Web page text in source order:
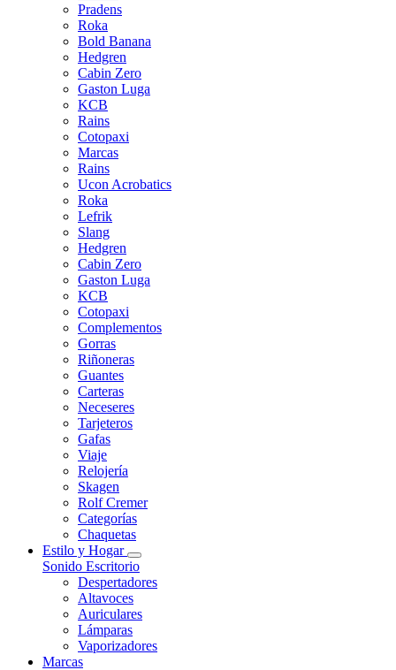
Pradens
Roka
Bold Banana
Hedgren
Cabin Zero
Gaston Luga
KCB
Rains
Cotopaxi
Marcas
Rains
Ucon Acrobatics
Roka
Lefrik
Slang
Hedgren
Cabin Zero
Gaston Luga
KCB
Cotopaxi
Complementos
Gorras
Riñoneras
Guantes
Carteras
Neceseres
Tarjeteros
Gafas
Viaje
Relojería
Skagen
Rolf Cremer
Categorías
Chaquetas
Estilo y Hogar
Sonido Escritorio
Despertadores
Altavoces
Auriculares
Lámparas
Vaporizadores
Marcas